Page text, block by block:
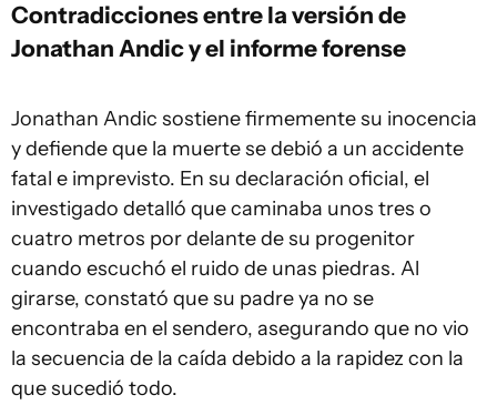
Contradicciones entre la versión de
Jonathan Andic y el informe forense
Jonathan Andic sostiene firmemente su inocencia
y defiende que la muerte se debió a un accidente
fatal e imprevisto. En su declaración oficial, el
investigado detalló que caminaba unos tres o
cuatro metros por delante de su progenitor
cuando escuchó el ruido de unas piedras. Al
girarse, constató que su padre ya no se
encontraba en el sendero, asegurando que no vio
la secuencia de la caída debido a la rapidez con la
que sucedió todo.